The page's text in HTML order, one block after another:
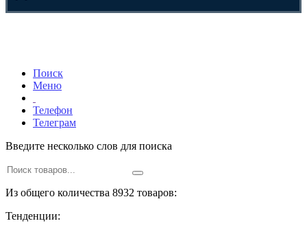
Поиск
Меню
Телефон
Телеграм
Введите несколько слов для поиска
Из общего количества 8932 товаров:
Тенденции: